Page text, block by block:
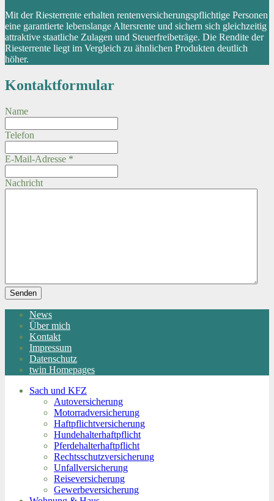
Mit der Riesterrente erhalten rentenversicherungspflichtige Personen
eine garantierte lebenslange Altersrente und sichern sich gleichzeitig
attraktive staatliche Zulagen und Steuerfreibeträge. Die Rendite der
Riesterrente liegt im Vergleich zu ähnlichen Produkten deutlich
höher.
Kontaktformular
Name
Telefon
E-Mail-Adresse *
Nachricht
Senden
News
Über mich
Kontakt
Impressum
Datenschutz
twin Homepages
Sach und KFZ
Autoversicherung
Motorradversicherung
Haftpflichtversicherung
Hundehalterhaftpflicht
Pferdehalterhaftpflicht
Rechtsschutzversicherung
Unfallversicherung
Reiseversicherung
Gewerbeversicherung